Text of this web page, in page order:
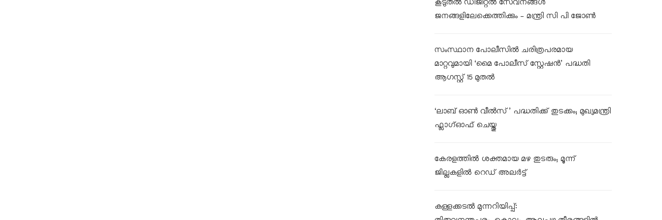
കൂടുതൽ ഡിജിറ്റൽ സേവനങ്ങൾ
ജനങ്ങളിലേക്കെത്തിക്കും – മന്ത്രി സി പി ജോൺ
സംസ്ഥാന പോലീസിൽ ചരിത്രപരമായ
മാറ്റവുമായി ‘മൈ പോലീസ് സ്റ്റേഷൻ’ പദ്ധതി
ആഗസ്റ്റ് 15 മുതൽ
‘ലാബ് ഓൺ വീൽസ്’ പദ്ധതിക്ക് തുടക്കം; മുഖ്യമന്ത്രി
ഫ്ലാഗ്ഓഫ് ചെയ്തു
കേരളത്തിൽ ശക്തമായ മഴ തുടരും; മൂന്ന്
ജില്ലകളിൽ റെഡ് അലർട്ട്
കള്ളക്കടൽ മുന്നറിയിപ്പ്: